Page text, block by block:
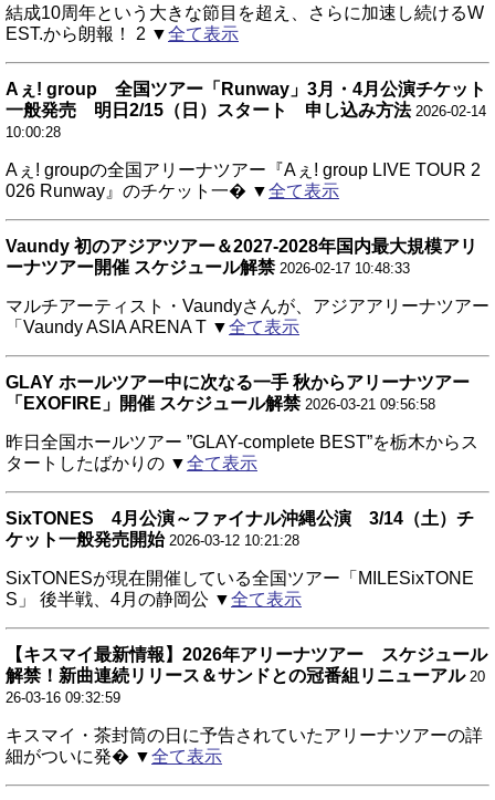
結成10周年という大きな節目を超え、さらに加速し続けるW
EST.から朗報！ 2 ▼全て表示
Aぇ! group 全国ツアー「Runway」3月・4月公演チケット
一般発売 明日2/15（日）スタート 申し込み方法 2026-02-14
10:00:28
Aぇ! groupの全国アリーナツアー『Aぇ! group LIVE TOUR 2
026 Runway』のチケット一� ▼全て表示
Vaundy 初のアジアツアー＆2027-2028年国内最大規模アリ
ーナツアー開催 スケジュール解禁 2026-02-17 10:48:33
マルチアーティスト・Vaundyさんが、アジアアリーナツアー
「Vaundy ASIA ARENA T ▼全て表示
GLAY ホールツアー中に次なる一手 秋からアリーナツアー
「EXOFIRE」開催 スケジュール解禁 2026-03-21 09:56:58
昨日全国ホールツアー ”GLAY-complete BEST”を栃木からス
タートしたばかりの ▼全て表示
SixTONES 4月公演～ファイナル沖縄公演 3/14（土）チ
ケット一般発売開始 2026-03-12 10:21:28
SixTONESが現在開催している全国ツアー「MILESixTONE
S」 後半戦、4月の静岡公 ▼全て表示
【キスマイ最新情報】2026年アリーナツアー スケジュール
解禁！新曲連続リリース＆サンドとの冠番組リニューアル 20
26-03-16 09:32:59
キスマイ・茶封筒の日に予告されていたアリーナツアーの詳
細がついに発� ▼全て表示